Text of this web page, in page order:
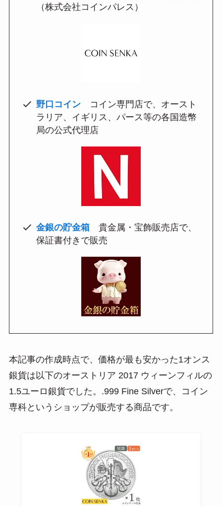
（株式会社コインパレス）
野口コインコイン専門店で、オースト
ラリア、イギリス、パース等の各国造幣
局の公式代理店
金銀の貯金箱貴金属・宝飾販売店で、
保証書付きで販売
本記事の作成時点で、価格が最も安かった1オンス
銀貨は以下のオーストリア 2017 ウィーンフィルの
1.5ユーロ銀貨でした。.999 Fine Silverで、コイン
専科というショップが販売する商品です。